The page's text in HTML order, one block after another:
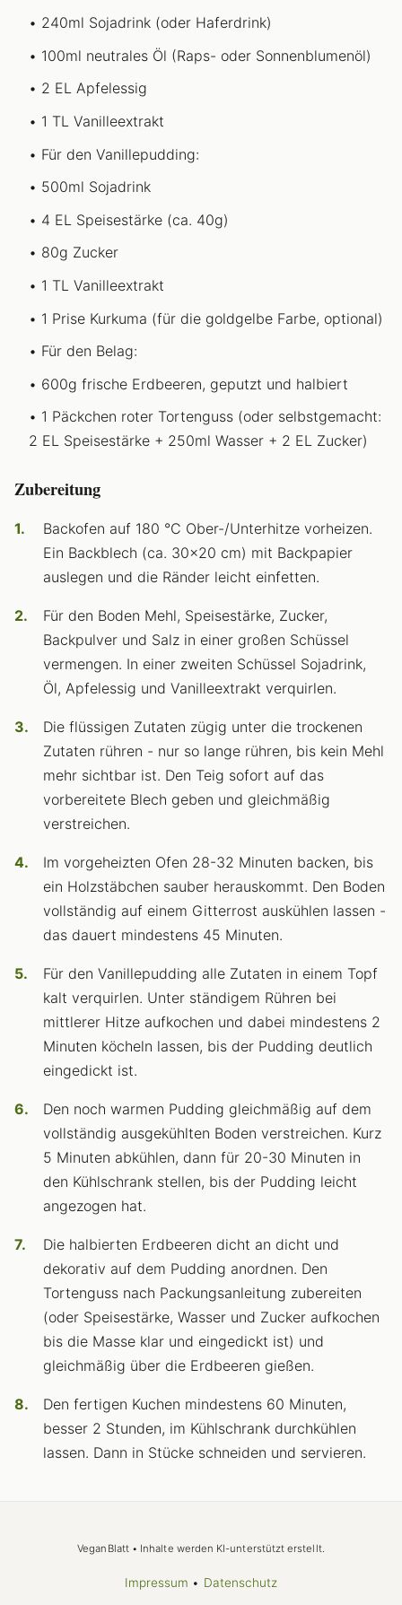
240ml Sojadrink (oder Haferdrink)
100ml neutrales Öl (Raps- oder Sonnenblumenöl)
2 EL Apfelessig
1 TL Vanilleextrakt
Für den Vanillepudding:
500ml Sojadrink
4 EL Speisestärke (ca. 40g)
80g Zucker
1 TL Vanilleextrakt
1 Prise Kurkuma (für die goldgelbe Farbe, optional)
Für den Belag:
600g frische Erdbeeren, geputzt und halbiert
1 Päckchen roter Tortenguss (oder selbstgemacht:
2 EL Speisestärke + 250ml Wasser + 2 EL Zucker)
Zubereitung
Backofen auf 180 °C Ober-/Unterhitze vorheizen.
Ein Backblech (ca. 30×20 cm) mit Backpapier
auslegen und die Ränder leicht einfetten.
Für den Boden Mehl, Speisestärke, Zucker,
Backpulver und Salz in einer großen Schüssel
vermengen. In einer zweiten Schüssel Sojadrink,
Öl, Apfelessig und Vanilleextrakt verquirlen.
Die flüssigen Zutaten zügig unter die trockenen
Zutaten rühren - nur so lange rühren, bis kein Mehl
mehr sichtbar ist. Den Teig sofort auf das
vorbereitete Blech geben und gleichmäßig
verstreichen.
Im vorgeheizten Ofen 28-32 Minuten backen, bis
ein Holzstäbchen sauber herauskommt. Den Boden
vollständig auf einem Gitterrost auskühlen lassen -
das dauert mindestens 45 Minuten.
Für den Vanillepudding alle Zutaten in einem Topf
kalt verquirlen. Unter ständigem Rühren bei
mittlerer Hitze aufkochen und dabei mindestens 2
Minuten köcheln lassen, bis der Pudding deutlich
eingedickt ist.
Den noch warmen Pudding gleichmäßig auf dem
vollständig ausgekühlten Boden verstreichen. Kurz
5 Minuten abkühlen, dann für 20-30 Minuten in
den Kühlschrank stellen, bis der Pudding leicht
angezogen hat.
Die halbierten Erdbeeren dicht an dicht und
dekorativ auf dem Pudding anordnen. Den
Tortenguss nach Packungsanleitung zubereiten
(oder Speisestärke, Wasser und Zucker aufkochen
bis die Masse klar und eingedickt ist) und
gleichmäßig über die Erdbeeren gießen.
Den fertigen Kuchen mindestens 60 Minuten,
besser 2 Stunden, im Kühlschrank durchkühlen
lassen. Dann in Stücke schneiden und servieren.
VeganBlatt • Inhalte werden KI-unterstützt erstellt.
Impressum • Datenschutz